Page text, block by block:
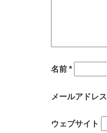
名前 *
メールアドレス
ウェブサイト